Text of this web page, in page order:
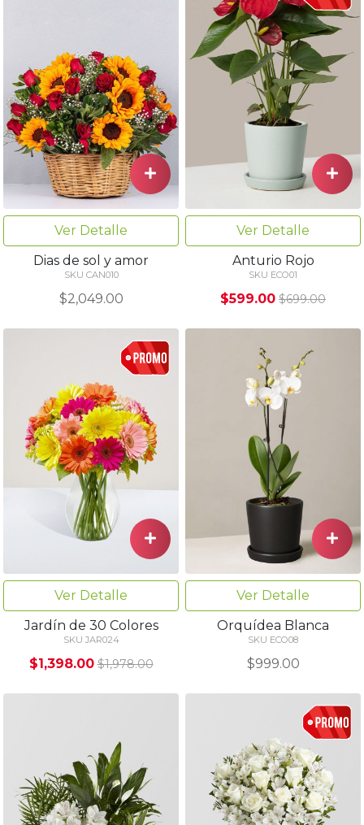
Ver Detalle
Dias de sol y amor
SKU CAN010
$2,049.00
Ver Detalle
Anturio Rojo
SKU ECO01
$599.00 $699.00
Ver Detalle
Jardín de 30 Colores
SKU JAR024
$1,398.00 $1,978.00
Ver Detalle
Orquídea Blanca
SKU ECO08
$999.00